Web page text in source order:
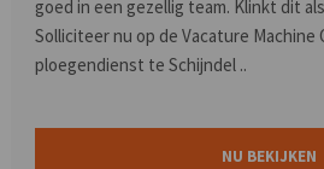
goed in een gezellig team. Klinkt dit
Solliciteer nu op de Vacature Machine
ploegendienst te Schijndel ..
NU BEKIJKEN